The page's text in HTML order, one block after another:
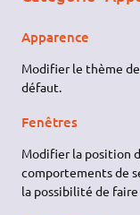
Apparence
Modifier le thème
défaut.
Fenêtres
Modifier la position
comportements de
la possibilité de faire